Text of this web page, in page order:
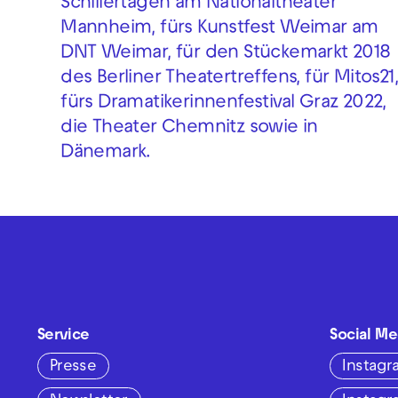
Schillertagen am Nationaltheater
Mannheim, fürs Kunstfest Weimar am
DNT Weimar, für den Stückemarkt 2018
des Berliner Theatertreffens, für Mitos21,
fürs Dramatikerinnenfestival Graz 2022,
die Theater Chemnitz sowie in
Dänemark.
Service
Presse
Social